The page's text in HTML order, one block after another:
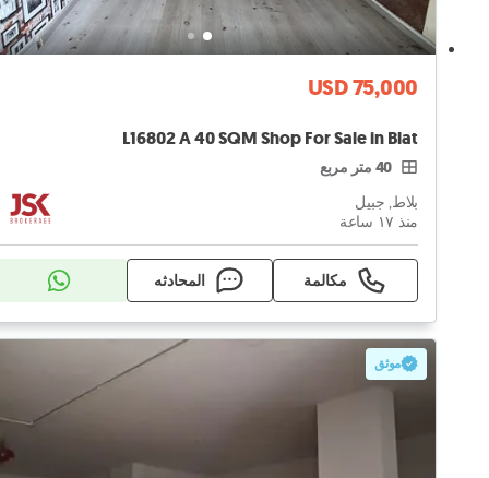
USD 75,000
L16802 A 40 SQM Shop For Sale in Blat
40 متر مربع
بلاط, جبيل
منذ ١٧ ساعة
مكالمة المحادثه
موثق